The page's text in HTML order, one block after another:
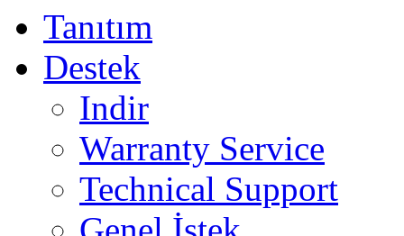
Tanıtım
Destek
Indir
Warranty Service
Technical Support